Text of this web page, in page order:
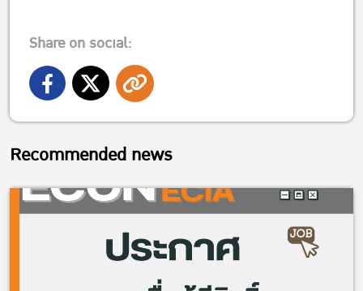
Share on social:
Recommended news